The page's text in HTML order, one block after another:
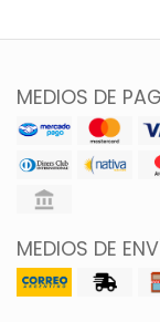
MEDIOS DE
MEDIOS DE